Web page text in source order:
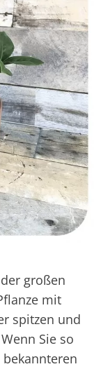
großen
mit
spitzen und
Sie so